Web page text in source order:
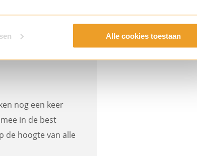
Alle cookies toestaan
nog een keer
in de best
de hoogte van alle